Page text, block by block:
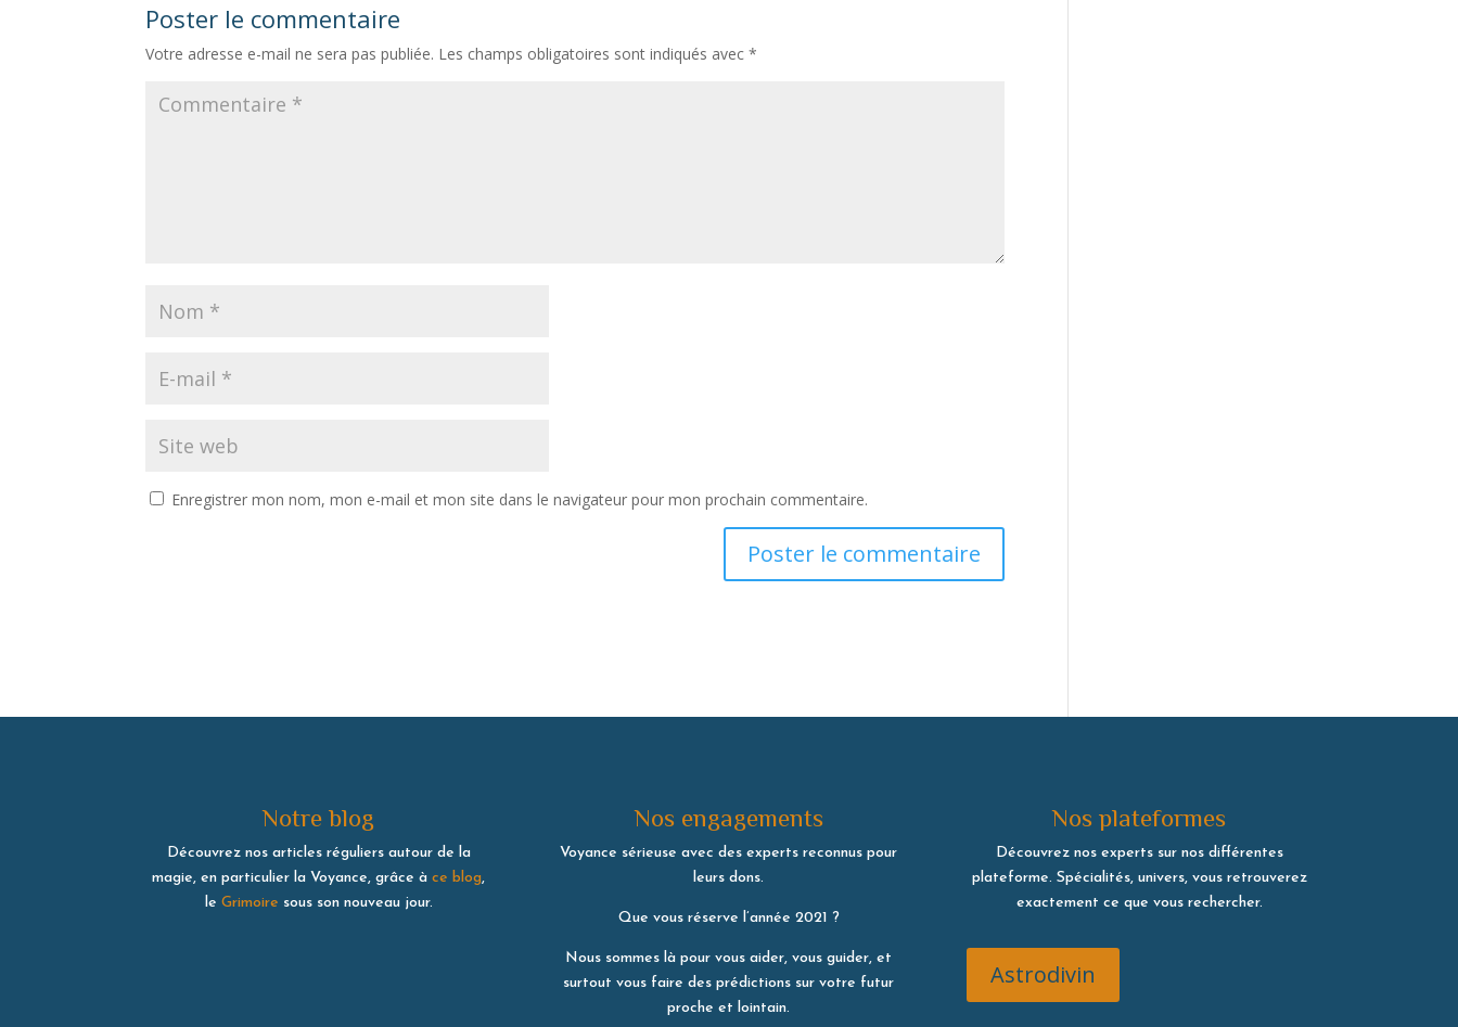
Poster le commentaire
Votre adresse e-mail ne sera pas publiée. Les champs obligatoires sont indiqués avec*
Enregistrer mon nom, mon e-mail et mon site dans le navigateur pour mon prochain commentaire.
Notre blog
Découvrez nos articles réguliers autour de la
magie, en particulier la Voyance, grâce àce blog,
le Grimoire sous son nouveau jour.
Nos engagements
Voyance sérieuse avec des experts reconnus pour
leurs dons.
Que vous réserve l’année 2021 ?
Nous sommes là pour vous aider, vous guider, et
surtout vous faire des prédictions sur votre futur
proche et lointain.
Nos plateformes
Découvrez nos experts sur nos différentes
plateforme. Spécialités, univers, vous retrouverez
exactement ce que vous rechercher.
Astrodivin